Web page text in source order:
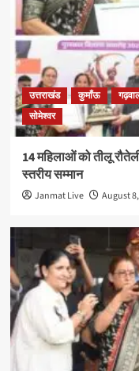
उत्तराखंड कुमाँऊ
सोमेश्वर
14 महिलाओं को तीलू
स्तरीय सम्मान
Janmat Live August